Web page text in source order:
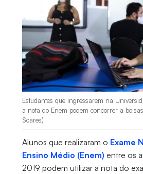
Estudantes que ingressarem na
a nota do Enem podem concorrer a
Soares)
Alunos que realizaram o Exame
Ensino Médio (Enem) entre os
2019 podem utilizar a nota do